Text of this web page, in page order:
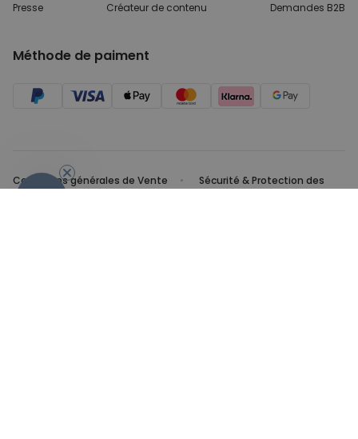
Presse Créateur de contenu Demandes B2B
Méthode de paiment
Conditions générales de Vente
Sécurité & Protection des